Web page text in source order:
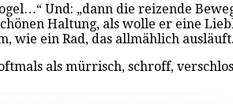
Und: „dann die reizende
Haltung, als wolle er eine
wie ein Rad, das allmählich
als mürrisch, schroff,